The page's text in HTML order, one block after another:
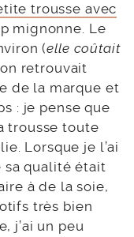
trousse avec
mignonne. Le
(elle coûtait
retrouvait
de la marque et
: je pense que
trousse toute
Lorsque je l’ai
sa qualité était
à de la soie,
très bien
j’ai un peu